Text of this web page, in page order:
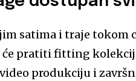
satima i traje tokom
pratiti fitting
produkciju i